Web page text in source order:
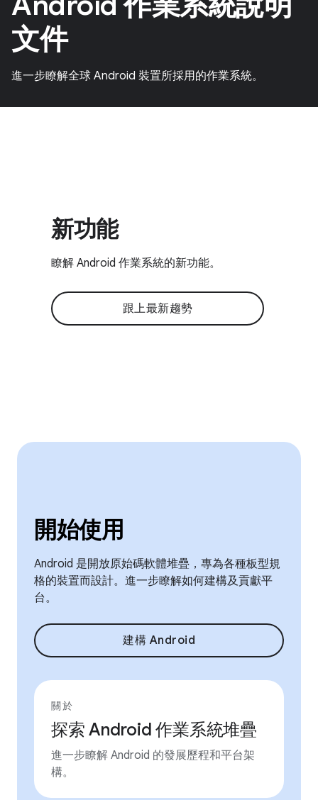
文件
進一步瞭解全球 Android 裝置所採用的作業系統。
新功能
瞭解 Android 作業系統的新功能。
跟上最新趨勢
開始使用
Android 是開放原始碼軟體堆疊，專為各種板型規
格的裝置而設計。進一步瞭解如何建構及貢獻平
台。
建構 Android
關於
探索 Android 作業系統堆疊
進一步瞭解 Android 的發展歷程和平台架
構。